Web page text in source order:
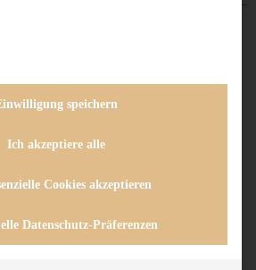
speichern
Ich akzeptiere alle
Cookies akzeptieren
Datenschutz-Präferenzen